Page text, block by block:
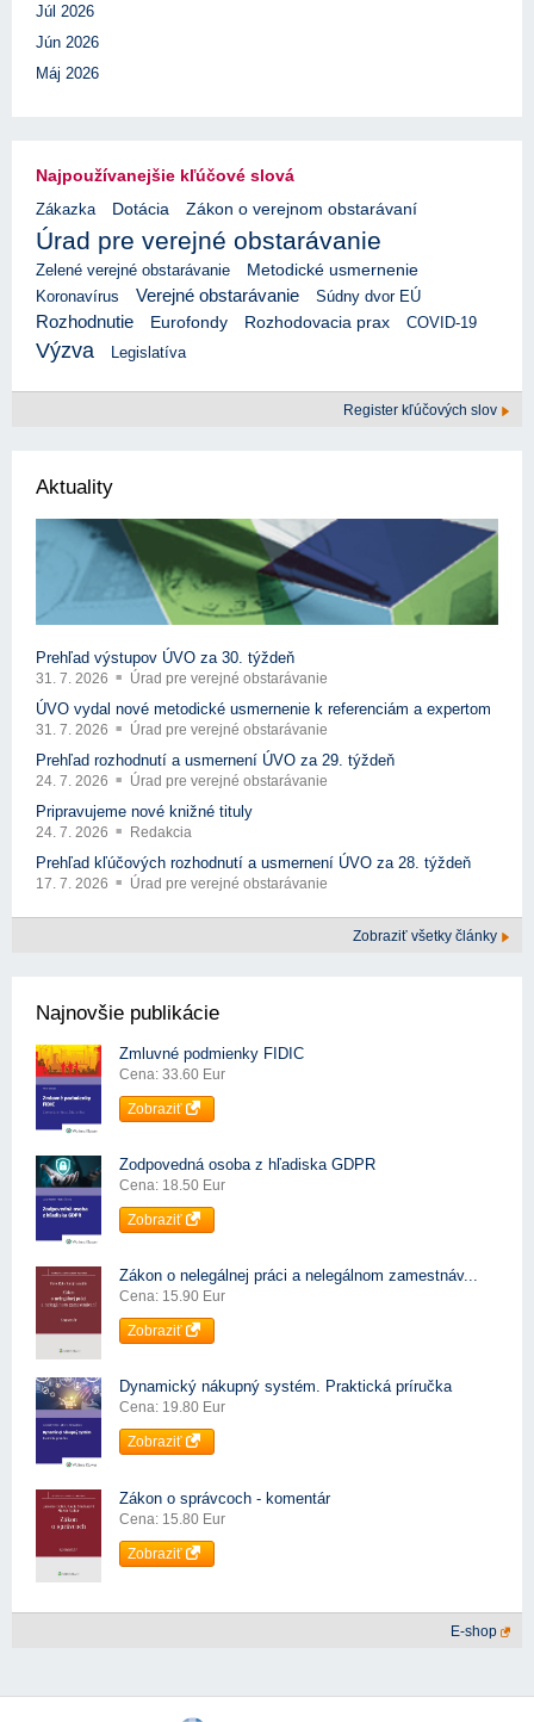
Júl 2026
Jún 2026
Máj 2026
Najpoužívanejšie kľúčové slová
Zákazka Dotácia Zákon o verejnom obstarávaní
Úrad pre verejné obstarávanie
Zelené verejné obstarávanie
Metodické usmernenie
Koronavírus
Verejné obstarávanie Súdny dvor EÚ
Rozhodnutie Eurofondy Rozhodovacia prax COVID-19
Výzva Legislatíva
Register kľúčových slov
Aktuality
Prehľad výstupov ÚVO za 30. týždeň
31. 7. 2026 Úrad pre verejné obstarávanie
ÚVO vydal nové metodické usmernenie k referenciám a expertom
31. 7. 2026 Úrad pre verejné obstarávanie
Prehľad rozhodnutí a usmernení ÚVO za 29. týždeň
24. 7. 2026 Úrad pre verejné obstarávanie
Pripravujeme nové knižné tituly
24. 7. 2026 Redakcia
Prehľad kľúčových rozhodnutí a usmernení ÚVO za 28. týždeň
17. 7. 2026 Úrad pre verejné obstarávanie
Zobraziť všetky články
Najnovšie publikácie
Zmluvné podmienky FIDIC
Cena: 33.60 Eur
Zobraziť
Zodpovedná osoba z hľadiska GDPR
Cena: 18.50 Eur
Zobraziť
Zákon o nelegálnej práci a nelegálnom zamestnáv...
Cena: 15.90 Eur
Zobraziť
Dynamický nákupný systém. Praktická príručka
Cena: 19.80 Eur
Zobraziť
Zákon o správcoch - komentár
Cena: 15.80 Eur
Zobraziť
E-shop